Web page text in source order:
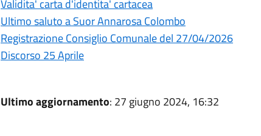
Validita' carta d'identita' cartacea
Ultimo saluto a Suor Annarosa Colombo
Registrazione Consiglio Comunale del 27/04/2026
Discorso 25 Aprile
Ultimo aggiornamento: 27 giugno 2024, 16:32